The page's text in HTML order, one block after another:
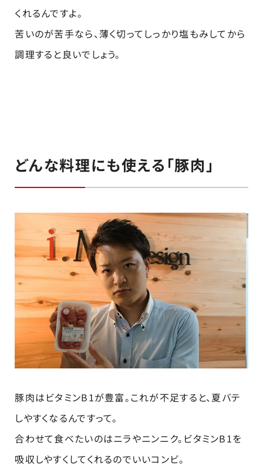
くれるんですよ。
苦いのが苦手なら、薄く切ってしっかり塩もみしてから
調理すると良いでしょう。
どんな料理にも使える「豚肉」
豚肉はビタミンB1が豊富。これが不足すると、夏バテ
しやすくなるんですって。
合わせて食べたいのはニラやニンニク。ビタミンB1を
吸収しやすくしてくれるのでいいコンビ。